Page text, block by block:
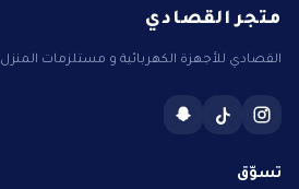
متجر القصادي
القصادي للأجهزة الكهربائية و مستلزمات المنزل
تسوّق